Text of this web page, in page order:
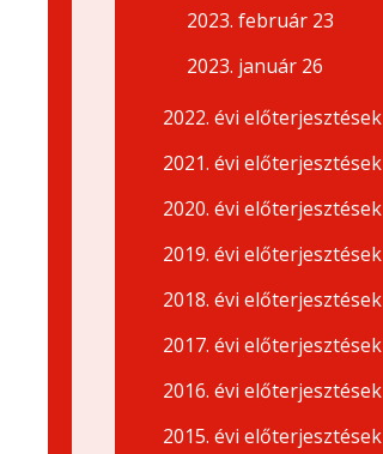
2023. február 23
2023. január 26
2022. évi előterjesztések
2021. évi előterjesztések
2020. évi előterjesztések
2019. évi előterjesztések
2018. évi előterjesztések
2017. évi előterjesztések
2016. évi előterjesztések
2015. évi előterjesztések